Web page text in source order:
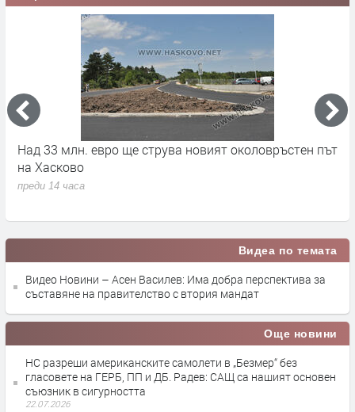
Над 33 млн. евро ще струва новият околовръстен път
на Хасково
преди 14 часа
Видеа по темата
Видео Новини – Асен Василев: Има добра перспектива за
съставяне на правителство с втория мандат
Още новини
НС разреши американските самолети в „Безмер“ без
гласовете на ГЕРБ, ПП и ДБ. Радев: САЩ са нашият основен
съюзник в сигурността
22.07.2026